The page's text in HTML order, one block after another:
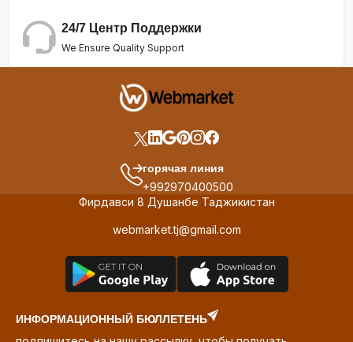
24/7 Центр Поддержки
We Ensure Quality Support
горячая линия
+992970400500
Фирдавси 8 Душанбе Таджикистан
webmarket.tj@gmail.com
ИНФОРМАЦИОННЫЙ БЮЛЛЕТЕНЬ